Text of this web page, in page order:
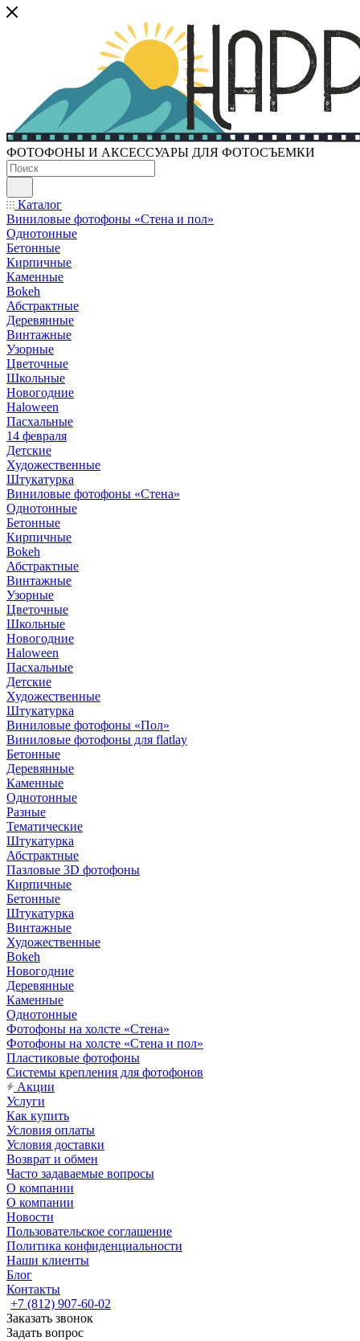
ФОТОФОНЫ И АКСЕССУАРЫ ДЛЯ ФОТОСЪЕМКИ
Каталог
Виниловые фотофоны «Стена и пол»
Однотонные
Бетонные
Кирпичные
Каменные
Bokeh
Абстрактные
Деревянные
Винтажные
Узорные
Цветочные
Школьные
Новогодние
Haloween
Пасхальные
14 февраля
Детские
Художественные
Штукатурка
Виниловые фотофоны «Стена»
Однотонные
Бетонные
Кирпичные
Bokeh
Абстрактные
Винтажные
Узорные
Цветочные
Школьные
Новогодние
Haloween
Пасхальные
Детские
Художественные
Штукатурка
Виниловые фотофоны «Пол»
Виниловые фотофоны для flatlay
Бетонные
Деревянные
Каменные
Однотонные
Разные
Тематические
Штукатурка
Абстрактные
Пазловые 3D фотофоны
Кирпичные
Бетонные
Штукатурка
Винтажные
Художественные
Bokeh
Новогодние
Деревянные
Каменные
Однотонные
Фотофоны на холсте «Стена»
Фотофоны на холсте «Стена и пол»
Пластиковые фотофоны
Системы крепления для фотофонов
Акции
Услуги
Как купить
Условия оплаты
Условия доставки
Возврат и обмен
Часто задаваемые вопросы
О компании
О компании
Новости
Пользовательское соглашение
Политика конфиденциальности
Наши клиенты
Блог
Контакты
+7 (812) 907-60-02
Заказать звонок
Задать вопрос